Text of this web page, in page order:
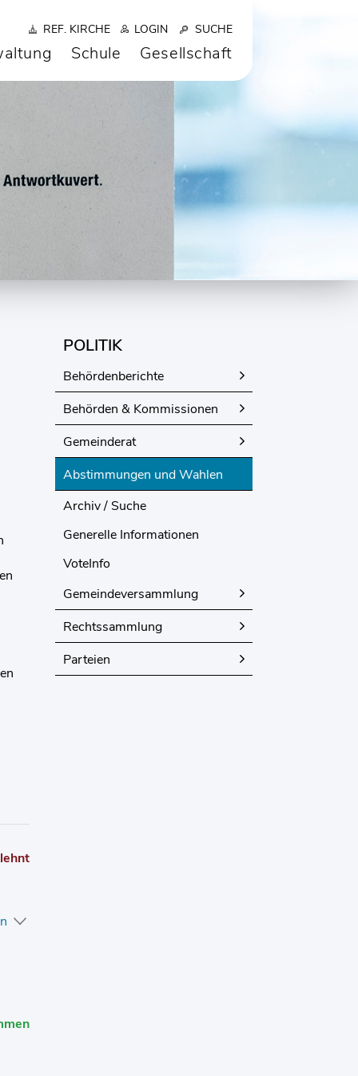
REF. KIRCHE LOGIN SUCHE
Schule Gesellschaft
wird in einem neuen Fenster geöffnet.
neuen Fenster geöffnet.
POLITIK
Behördenberichte
Behörden & Kommissionen
Gemeinderat
Abstimmungen und Wahlen
Archiv / Suche
Generelle Informationen
VoteInfo
Gemeindeversammlung
Rechtssammlung
Parteien